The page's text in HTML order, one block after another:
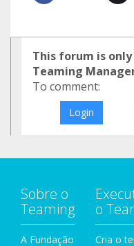
This forum is
Teaming
To comment:
Login
Sobre o
Teaming
A Fundação
o
Cria o